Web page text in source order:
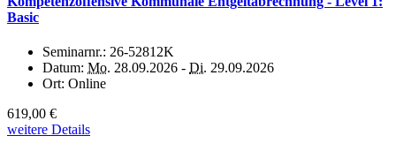
Basic
Seminarnr.: 26-52812K
Datum: Mo. 28.09.2026 - Di. 29.09.2026
Ort: Online
619,00 €
weitere Details